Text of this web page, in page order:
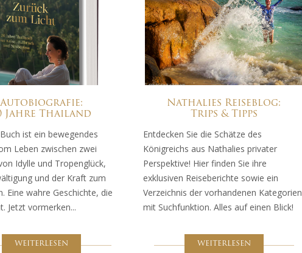
Autobiografie:
Jahre Thailand
ist ein bewegendes
Leben zwischen zwei
Idylle und Tropenglück,
und der Kraft zum
Eine wahre Geschichte, die
Jetzt vormerken...
WEITERLESEN
Nathalies Reiseblog:
Trips & Tipps
Entdecken Sie die Schätze des
Königreichs aus Nathalies privater
Perspektive! Hier finden Sie ihre
exklusiven Reiseberichte sowie ein
Verzeichnis der vorhandenen Kategorien
mit Suchfunktion. Alles auf einen Blick!
WEITERLESEN